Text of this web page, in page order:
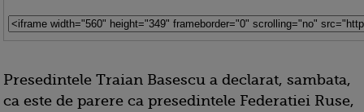
Presedintele Traian Basescu a declarat, sambata,
ca este de parere ca presedintele Federatiei Ruse,